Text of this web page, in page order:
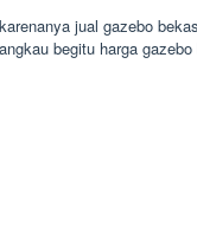
jual gazebo
begitu harga